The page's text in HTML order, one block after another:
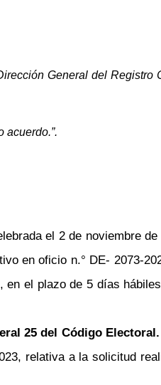
General del Registro
acuerdo.”.
el 2 de noviembre
en oficio n.° DE- 2073-
el plazo de 5 días
25 del Código Electoral.
relativa a la solicitud